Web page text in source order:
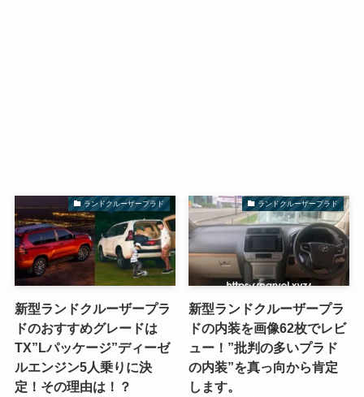
ランドクルーザープラド
新型ランドクルーザープラ
ドのおすすめグレードは
TX”Lパッケージ”ディーゼ
ルエンジン5人乗りに決
定！その理由は！？
ランドクルーザープラド
新型ランドクルーザープラ
ドの内装を画像62枚でレビ
ュー！”批判の多いプラド
の内装”を真っ向から肯定
します。